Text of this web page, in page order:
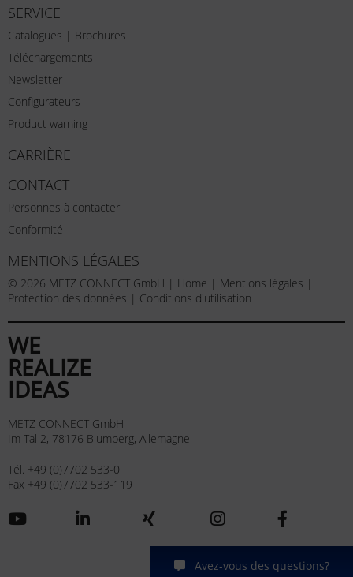
SERVICE
Catalogues | Brochures
Téléchargements
Newsletter
Configurateurs
Product warning
CARRIÈRE
CONTACT
Personnes à contacter
Conformité
MENTIONS LÉGALES
© 2026 METZ CONNECT GmbH | Home | Mentions légales |
Protection des données | Conditions d'utilisation
WE
REALIZE
IDEAS
METZ CONNECT GmbH
Im Tal 2, 78176 Blumberg, Allemagne
Tél. +49 (0)7702 533-0
Fax +49 (0)7702 533-119
Avez-vous des questions?